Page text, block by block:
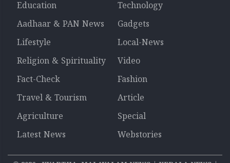
Education
Technology
Aadhaar & PAN News
Gadgets
Lifestyle
Local-News
Religion & Spirituality
Video
Fact-Check
Fashion
Travel & Tourism
Article
Agriculture
Special
Latest News
Webstories